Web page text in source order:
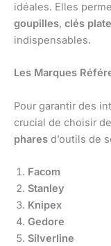
idéales. Elles
goupilles, clés
indispensables.
Les Marques
Pour garantir des
crucial de choisir
phares d’outils de
Facom
Stanley
Knipex
Gedore
Silverline